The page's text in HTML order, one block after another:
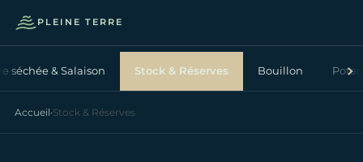
PLEINE TERRE
séchée & Salaison Stock & Réserves Bouillon
Accueil·Stock & Réserves